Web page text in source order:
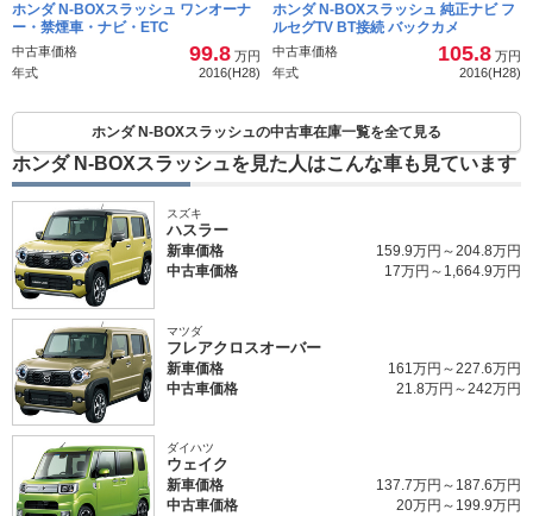
ホンダ N-BOXスラッシュ ワンオーナ
ー・禁煙車・ナビ・ETC
中古車価格 99.8 万円
年式
2016(H28)
ホンダ N-BOXスラッシュ 純正ナビ フ
ルセグTV BT接続 バックカメ
中古車価格 105.8 万円
年式
2016(H28)
ホンダ N-BOXスラッシュの中古車在庫一覧を全て見る
ホンダ N-BOXスラッシュを見た人はこんな車も見ています
スズキ
ハスラー
新車価格
159.9万円～204.8万円
中古車価格
17万円～1,664.9万円
マツダ
フレアクロスオーバー
新車価格
161万円～227.6万円
中古車価格
21.8万円～242万円
ダイハツ
ウェイク
新車価格
137.7万円～187.6万円
中古車価格
20万円～199.9万円